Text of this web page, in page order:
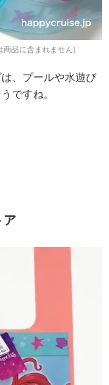
品に含まれません)
、プールや水遊び
ですね。
ア